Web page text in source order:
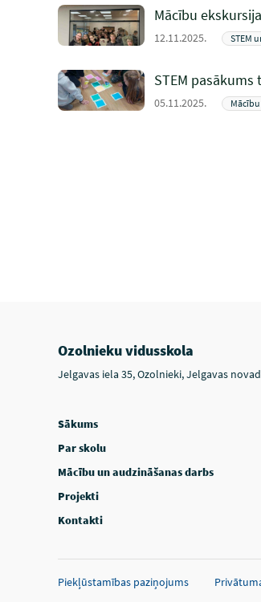
Mācību
12.11.2025. STEM
STEM
05.11.2025.
Ozolnieku vidusskola
Jelgavas iela 35, Ozolnieki, Jelgavas
Sākums
Par skolu
Mācību un audzināšanas darbs
Projekti
Kontakti
Piekļūstamības paziņojums